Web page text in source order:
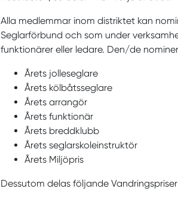
Alla medlemmar inom distriktet kan
Seglarförbund och som under verk
funktionärer eller ledare. Den/de
Årets jolleseglare
Årets kölbåtsseglare
Årets arrangör
Årets funktionär
Årets breddklubb
Årets seglarskoleinstruktör
Årets Miljöpris
Dessutom delas följande